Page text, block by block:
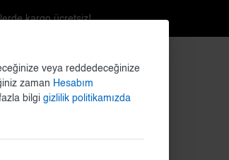
kargo ücretsiz!
veya reddedeceğinize
zaman Hesabım
bilgi gizlilik politikamızda